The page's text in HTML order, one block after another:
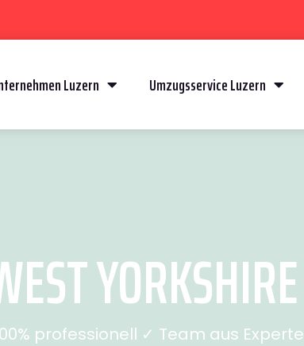
Luzern Umzugsservice Luzern
professionell ✓ Team aus